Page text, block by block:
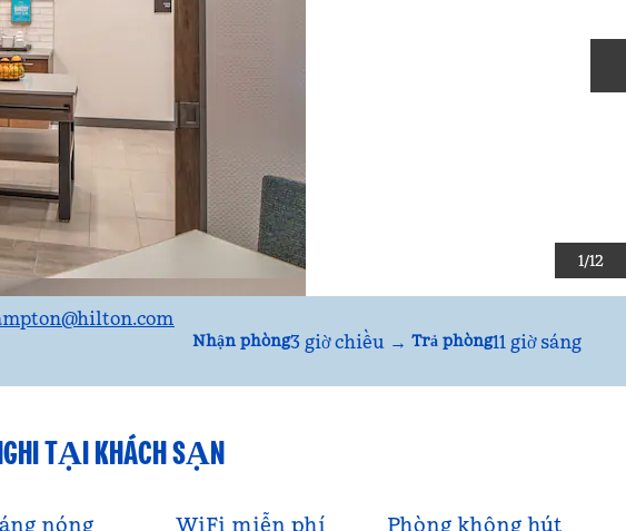
1/12
@hilton.com
Nhận phòng3 giờ chiều → Trả phòng11 giờ sáng
TẠI KHÁCH SẠN
nóng
WiFi miễn phí
Phòng không hút